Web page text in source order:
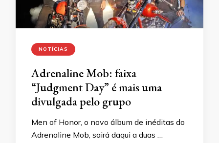
NOTÍCIAS
Adrenaline Mob: faixa
“Judgment Day” é mais uma
divulgada pelo grupo
Men of Honor, o novo álbum de inéditas do
Adrenaline Mob, sairá daqui a duas …